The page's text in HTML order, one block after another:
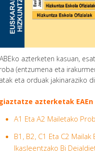
azterketen kasuan,
(entzumena eta
eta orduak jakinaraziko
azterketak EAEn
A1 Eta A2 Mailetako
B1, B2, C1 Eta C2
Ikasleentzako Bi